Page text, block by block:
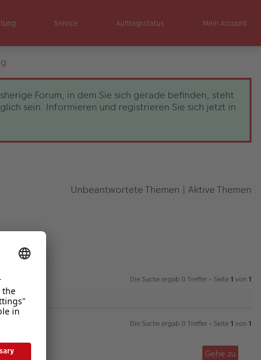
Service Auftragsstatus Mein Account
Forum, in dem Sie sich gerade befinden, steht
sein. Informieren und registrieren Sie sich jetzt in
Unbeantwortete Themen | Aktive Themen
Die Suche ergab 0 Treffer • Seite 1 von 1
Die Suche ergab 0 Treffer • Seite 1 von 1
Gehe zu